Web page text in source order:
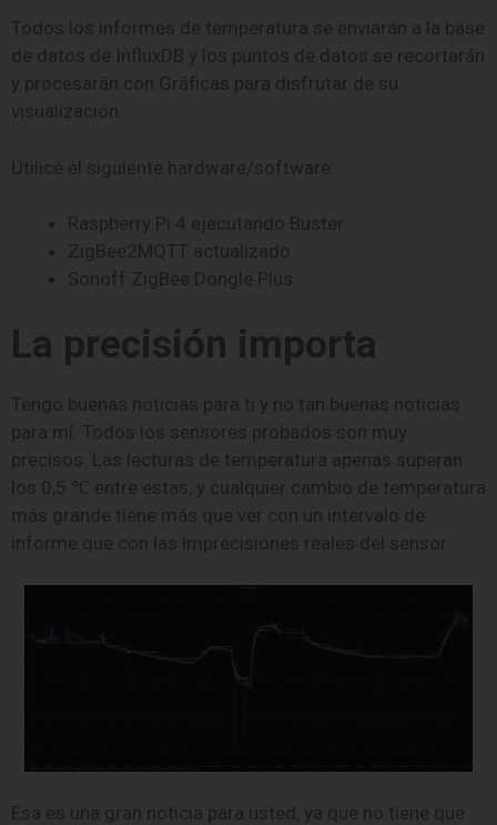
Todos los informes de temperatura se enviarán a la base
de datos de InfluxDB y los puntos de datos se recortarán
y procesarán con Gráficas para disfrutar de su
visualización.
Utilicé el siguiente hardware/software:
Raspberry Pi 4 ejecutando Buster
ZigBee2MQTT actualizado
Sonoff ZigBee Dongle Plus
La precisión importa
Tengo buenas noticias para ti y no tan buenas noticias
para mí. Todos los sensores probados son muy
precisos. Las lecturas de temperatura apenas superan
los 0,5 ℃ entre estas, y cualquier cambio de temperatura
más grande tiene más que ver con un intervalo de
informe que con las imprecisiones reales del sensor.
Esa es una gran noticia para usted, ya que no tiene que